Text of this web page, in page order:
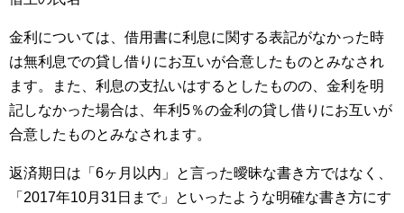
金利については、借用書に利息に関する表記がなかった時
は無利息での貸し借りにお互いが合意したものとみなされ
ます。また、利息の支払いはするとしたものの、金利を明
記しなかった場合は、年利5％の金利の貸し借りにお互いが
合意したものとみなされます。
返済期日は「6ヶ月以内」と言った曖昧な書き方ではなく、
「2017年10月31日まで」といったような明確な書き方にす